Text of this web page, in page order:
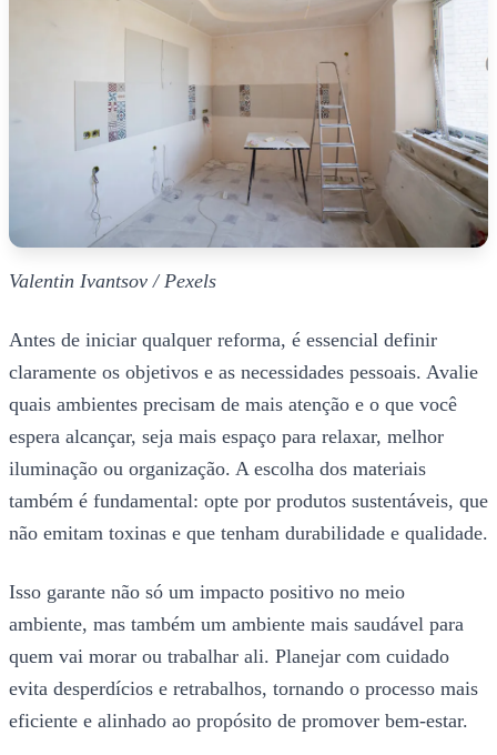
Valentin Ivantsov / Pexels
Antes de iniciar qualquer reforma, é essencial definir
claramente os objetivos e as necessidades pessoais. Avalie
quais ambientes precisam de mais atenção e o que você
espera alcançar, seja mais espaço para relaxar, melhor
iluminação ou organização. A escolha dos materiais
também é fundamental: opte por produtos sustentáveis, que
não emitam toxinas e que tenham durabilidade e qualidade.
Isso garante não só um impacto positivo no meio
ambiente, mas também um ambiente mais saudável para
quem vai morar ou trabalhar ali. Planejar com cuidado
evita desperdícios e retrabalhos, tornando o processo mais
eficiente e alinhado ao propósito de promover bem-estar.